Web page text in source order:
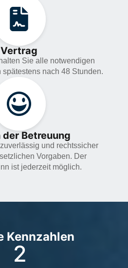
Vertrag
Sie alle notwendigen
spätestens nach 48 Stunden.
der Betreuung
und rechtssicher
Vorgaben. Der
ist jederzeit möglich.
Kennzahlen
2